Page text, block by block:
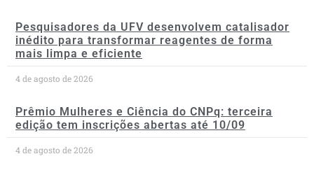
Pesquisadores da UFV desenvolvem catalisador
inédito para transformar reagentes de forma
mais limpa e eficiente
4 de agosto de 2026
Prêmio Mulheres e Ciência do CNPq: terceira
edição tem inscrições abertas até 10/09
4 de agosto de 2026